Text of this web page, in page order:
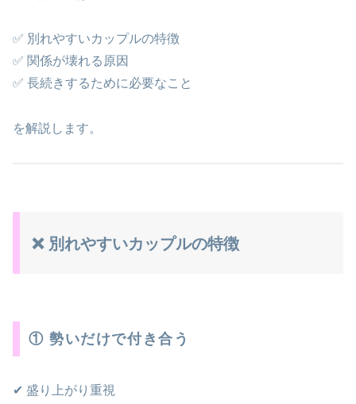
✅ 別れやすいカップルの特徴
✅ 関係が壊れる原因
✅ 長続きするために必要なこと
を解説します。
❌ 別れやすいカップルの特徴
① 勢いだけで付き合う
✔ 盛り上がり重視